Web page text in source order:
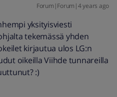
Forum|Forum|4 years ago
yksityisviesti
tekemässä yhden
kirjautua ulos LG:n
oikeilla Viihde tunnareilla
:)